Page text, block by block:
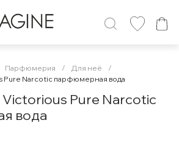
Парфюмерия / Для неё
/
Pure Narcotic парфюмерная вода
Pure Narcotic
вода